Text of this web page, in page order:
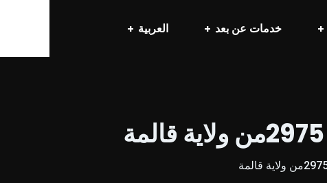
خدمات عن بعد العربية